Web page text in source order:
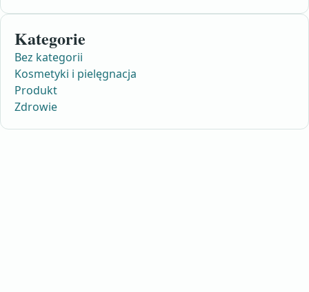
Kategorie
Bez kategorii
Kosmetyki i pielęgnacja
Produkt
Zdrowie